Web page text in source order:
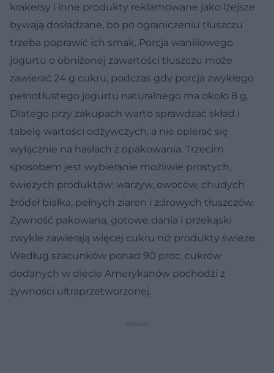
krakersy i inne produkty reklamowane jako lżejsze
bywają dosładzane, bo po ograniczeniu tłuszczu
trzeba poprawić ich smak. Porcja waniliowego
jogurtu o obniżonej zawartości tłuszczu może
zawierać 24 g cukru, podczas gdy porcja zwykłego
pełnotłustego jogurtu naturalnego ma około 8 g.
Dlatego przy zakupach warto sprawdzać skład i
tabelę wartości odżywczych, a nie opierać się
wyłącznie na hasłach z opakowania. Trzecim
sposobem jest wybieranie możliwie prostych,
świeżych produktów: warzyw, owoców, chudych
źródeł białka, pełnych ziaren i zdrowych tłuszczów.
Żywność pakowana, gotowe dania i przekąski
zwykle zawierają więcej cukru niż produkty świeże.
Według szacunków ponad 90 proc. cukrów
dodanych w diecie Amerykanów pochodzi z
żywności ultraprzetworzonej.